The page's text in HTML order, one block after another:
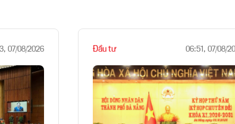
07/08/2026 Đầu tư 06:51, 07/08/